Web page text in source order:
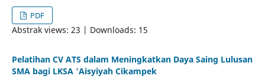
PDF
Abstrak views: 23 | Downloads: 15
Pelatihan CV ATS dalam Meningkatkan Daya Saing Lulusan
SMA bagi LKSA 'Aisyiyah Cikampek